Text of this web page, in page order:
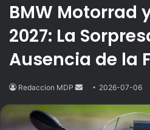
BMW Motorrad
2027: La
Ausencia de la
Redaccion MDP
Send
email
2026-07-06